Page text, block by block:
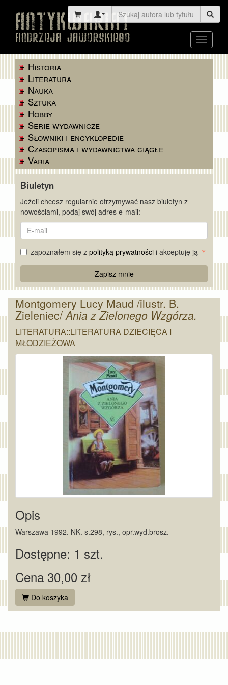
Toggle
Historia
Literatura
Nauka
Sztuka
Hobby
Serie wydawnicze
Słowniki i encyklopedie
Czasopisma i wydawnictwa ciągłe
Varia
Biuletyn
Jeżeli chcesz regularnie otrzymywać nasz biuletyn z
nowościami, podaj swój adres e-mail:
E-
mail
zapoznałem się z polityką prywatności i akceptuję ją
Captcha
Zapisz mnie
Montgomery Lucy Maud /ilustr. B.
Zieleniec/Ania z Zielonego Wzgórza.
LITERATURA::LITERATURA DZIECIĘCA I
MŁODZIEŻOWA
Opis
Warszawa 1992. NK. s.298, rys., opr.wyd.brosz.
Dostępne: 1 szt.
Cena 30,00 zł
Do koszyka